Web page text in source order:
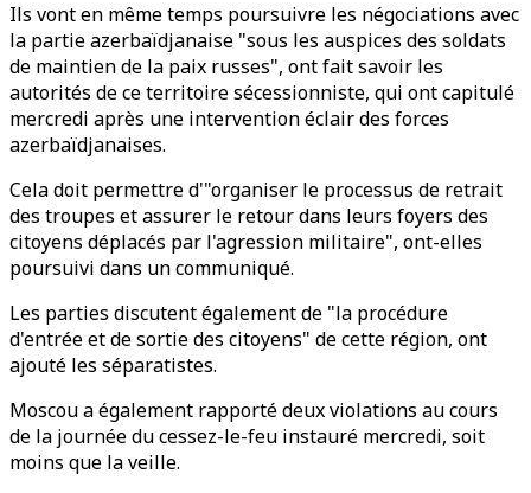
Ils vont en même temps poursuivre les négociations avec
la partie azerbaïdjanaise "sous les auspices des soldats
de maintien de la paix russes", ont fait savoir les
autorités de ce territoire sécessionniste, qui ont capitulé
mercredi après une intervention éclair des forces
azerbaïdjanaises.
Cela doit permettre d'"organiser le processus de retrait
des troupes et assurer le retour dans leurs foyers des
citoyens déplacés par l'agression militaire", ont-elles
poursuivi dans un communiqué.
Les parties discutent également de "la procédure
d'entrée et de sortie des citoyens" de cette région, ont
ajouté les séparatistes.
Moscou a également rapporté deux violations au cours
de la journée du cessez-le-feu instauré mercredi, soit
moins que la veille.